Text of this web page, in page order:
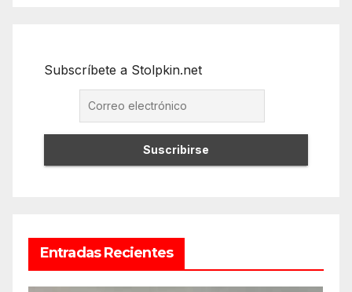
Subscríbete a Stolpkin.net
Entradas Recientes